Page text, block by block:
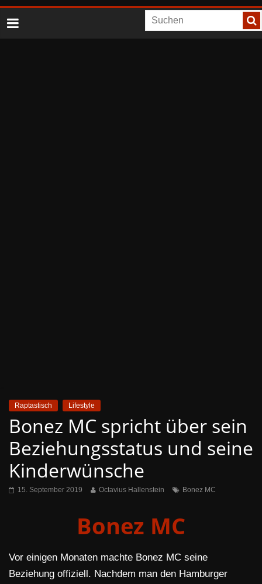
Raptastisch Lifestyle
Bonez MC spricht über sein
Beziehungsstatus und seine
Kinderwünsche
15. September 2019 Octavius Hallenstein Bonez MC
Bonez MC
Vor einigen Monaten machte Bonez MC seine
Beziehung offiziell. Nachdem man den Hamburger